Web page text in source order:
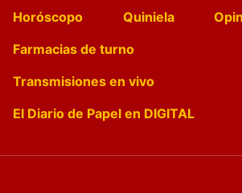
Horóscopo
Quiniela
Farmacias de turno
Transmisiones en vivo
El Diario de Papel en DIGITAL